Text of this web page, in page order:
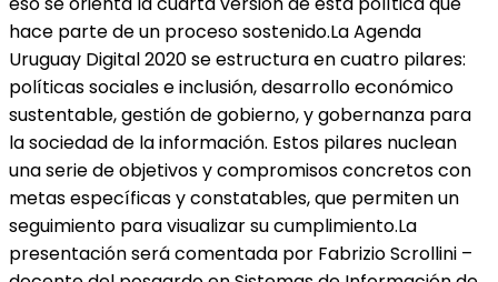
hace parte de un proceso sostenido.La Agenda
Uruguay Digital 2020 se estructura en cuatro pilares:
políticas sociales e inclusión, desarrollo económico
sustentable, gestión de gobierno, y gobernanza para
la sociedad de la información. Estos pilares nuclean
una serie de objetivos y compromisos concretos con
metas específicas y constatables, que permiten un
seguimiento para visualizar su cumplimiento.La
presentación será comentada por Fabrizio Scrollini –